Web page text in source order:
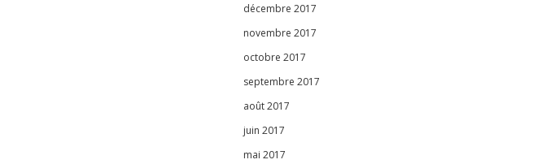
décembre 2017
novembre 2017
octobre 2017
septembre 2017
août 2017
juin 2017
mai 2017